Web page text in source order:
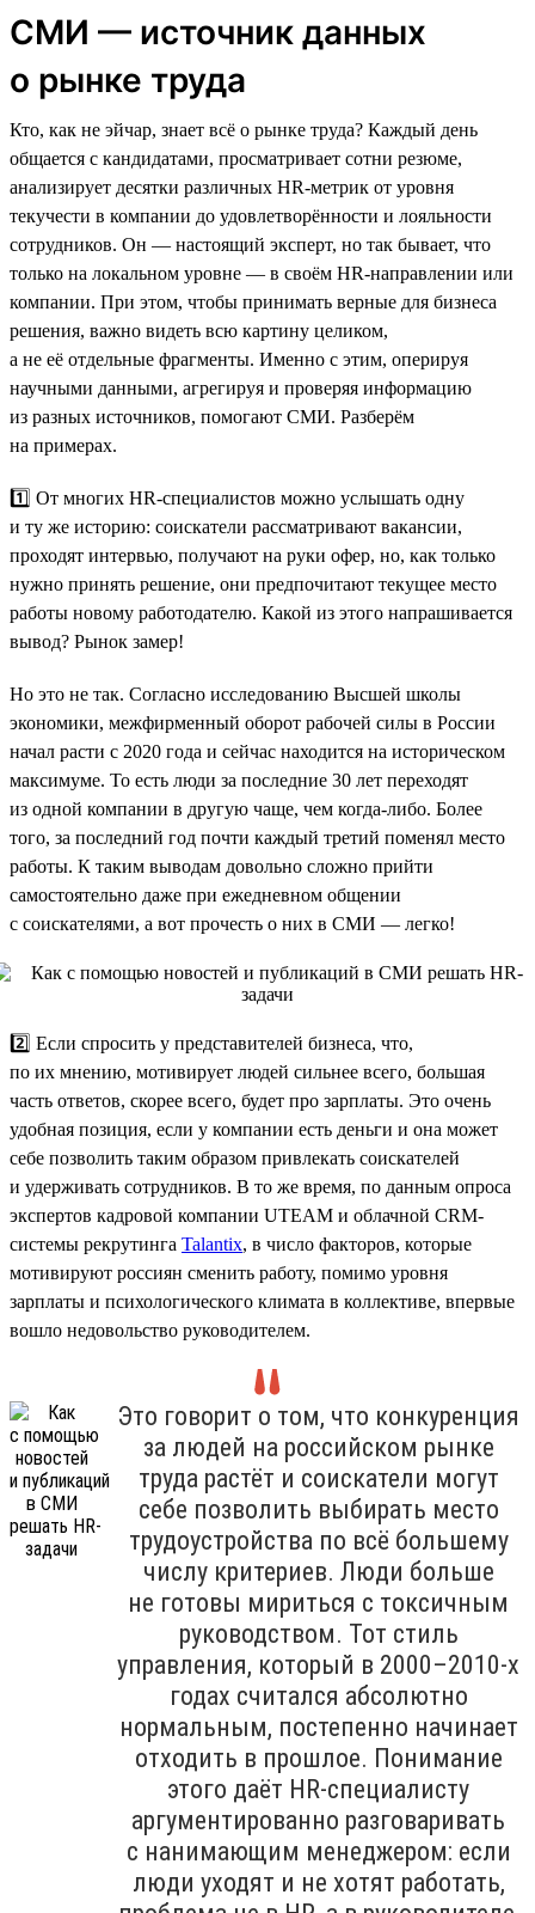
СМИ — источник данных
о рынке труда
Кто, как не эйчар, знает всё о рынке труда? Каждый день
общается с кандидатами, просматривает сотни резюме,
анализирует десятки различных HR-метрик от уровня
текучести в компании до удовлетворённости и лояльности
сотрудников. Он — настоящий эксперт, но так бывает, что
только на локальном уровне — в своём HR-направлении или
компании. При этом, чтобы принимать верные для бизнеса
решения, важно видеть всю картину целиком,
а не её отдельные фрагменты. Именно с этим, оперируя
научными данными, агрегируя и проверяя информацию
из разных источников, помогают СМИ. Разберём
на примерах.
1️⃣ От многих HR-специалистов можно услышать одну
и ту же историю: соискатели рассматривают вакансии,
проходят интервью, получают на руки офер, но, как только
нужно принять решение, они предпочитают текущее место
работы новому работодателю. Какой из этого напрашивается
вывод? Рынок замер!
Но это не так. Согласно исследованию Высшей школы
экономики, межфирменный оборот рабочей силы в России
начал расти с 2020 года и сейчас находится на историческом
максимуме. То есть люди за последние 30 лет переходят
из одной компании в другую чаще, чем когда-либо. Более
того, за последний год почти каждый третий поменял место
работы. К таким выводам довольно сложно прийти
самостоятельно даже при ежедневном общении
с соискателями, а вот прочесть о них в СМИ — легко!
2️⃣ Если спросить у представителей бизнеса, что,
по их мнению, мотивирует людей сильнее всего, большая
часть ответов, скорее всего, будет про зарплаты. Это очень
удобная позиция, если у компании есть деньги и она может
себе позволить таким образом привлекать соискателей
и удерживать сотрудников. В то же время, по данным опроса
экспертов кадровой компании UTEAM и облачной CRM-
системы рекрутинга Talantix, в число факторов, которые
мотивируют россиян сменить работу, помимо уровня
зарплаты и психологического климата в коллективе, впервые
вошло недовольство руководителем.
Это говорит о том, что конкуренция
за людей на российском рынке
труда растёт и соискатели могут
себе позволить выбирать место
трудоустройства по всё большему
числу критериев. Люди больше
не готовы мириться с токсичным
руководством. Тот стиль
управления, который в 2000–2010-х
годах считался абсолютно
нормальным, постепенно начинает
отходить в прошлое. Понимание
этого даёт HR-специалисту
аргументированно разговаривать
с нанимающим менеджером: если
люди уходят и не хотят работать,